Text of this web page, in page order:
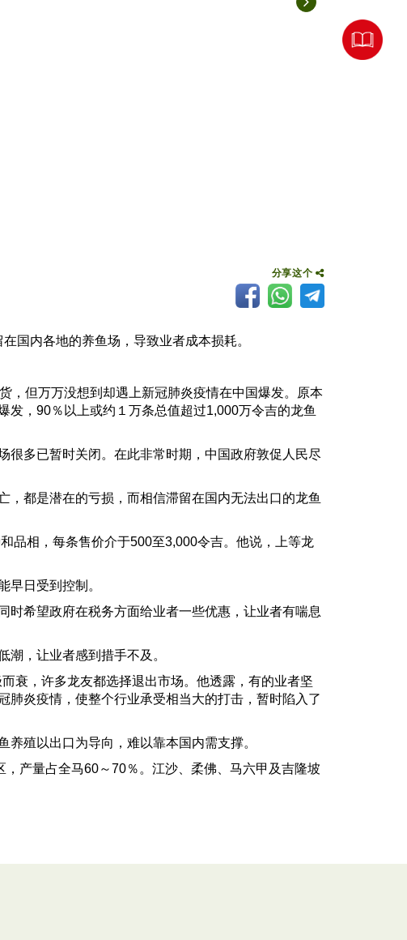
分享这个
内各地的养鱼场，导致业者成本损耗。
但万万没想到却遇上新冠肺炎疫情在中国爆发。原本
，90％以上或约１万条总值超过1,000万令吉的龙鱼
多已暂时关闭。在此非常时期，中国政府敦促人民尽
都是潜在的亏损，而相信滞留在国内无法出口的龙鱼
相，每条售价介于500至3,000令吉。他说，上等龙
日受到控制。
希望政府在税务方面给业者一些优惠，让业者有喘息
，让业者感到措手不及。
，许多龙友都选择退出市场。他透露，有的业者坚
炎疫情，使整个行业承受相当大的打击，暂时陷入了
殖以出口为导向，难以靠本国内需支撑。
产量占全马60～70％。江沙、柔佛、马六甲及吉隆坡